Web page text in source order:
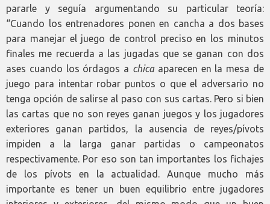
pararle y seguía argumentando su particular teoría:
“Cuando los entrenadores ponen en cancha a dos bases
para manejar el juego de control preciso en los minutos
finales me recuerda a las jugadas que se ganan con dos
ases cuando los órdagos a chicaaparecen en la mesa de
juego para intentar robar puntos o que el adversario no
tenga opción de salirse al paso con sus cartas. Pero si bien
las cartas que no son reyes ganan juegos y los jugadores
exteriores ganan partidos, la ausencia de reyes/pívots
impiden a la larga ganar partidas o campeonatos
respectivamente. Por eso son tan importantes los fichajes
de los pívots en la actualidad. Aunque mucho más
importante es tener un buen equilibrio entre jugadores